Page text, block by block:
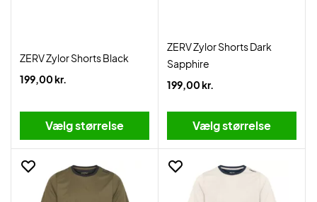
ZERV Zylor Shorts Black
199,00 kr.
Vælg størrelse
ZERV Zylor Shorts Dark
Sapphire
199,00 kr.
Vælg størrelse